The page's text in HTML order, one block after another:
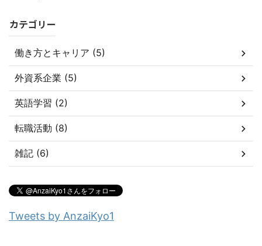
カテゴリー
働き方とキャリア (5)
外資系企業 (5)
英語学習 (2)
転職活動 (8)
雑記 (6)
Tweets by AnzaiKyo1